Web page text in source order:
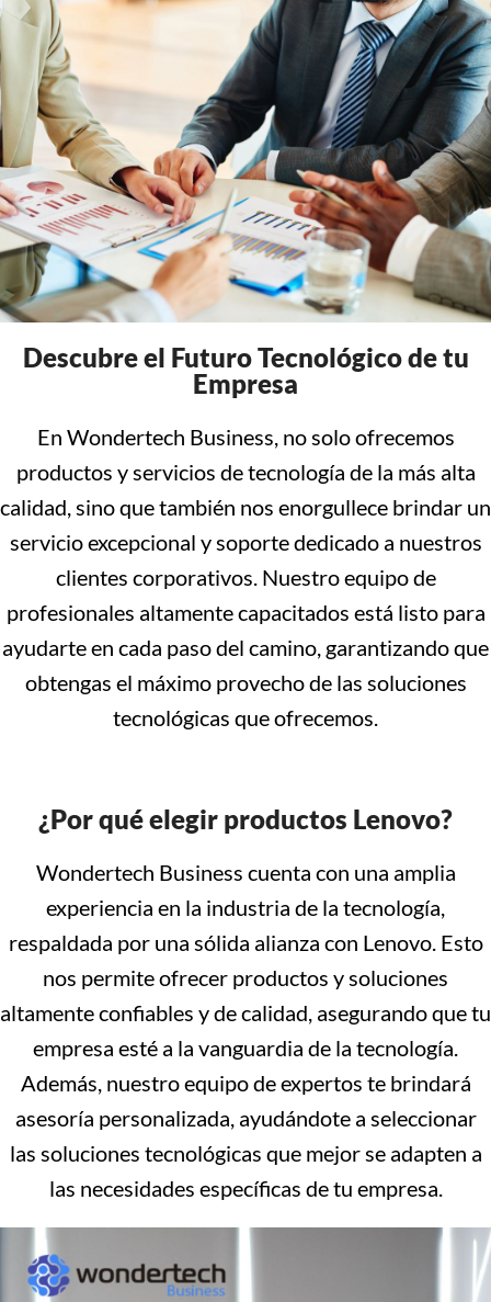
Descubre el Futuro Tecnológico de tu
Empresa
En Wondertech Business, no solo ofrecemos
productos y servicios de tecnología de la más alta
calidad, sino que también nos enorgullece brindar un
servicio excepcional y soporte dedicado a nuestros
clientes corporativos. Nuestro equipo de
profesionales altamente capacitados está listo para
ayudarte en cada paso del camino, garantizando que
obtengas el máximo provecho de las soluciones
tecnológicas que ofrecemos.
¿Por qué elegir productos Lenovo?
Wondertech Business cuenta con una amplia
experiencia en la industria de la tecnología,
respaldada por una sólida alianza con Lenovo. Esto
nos permite ofrecer productos y soluciones
altamente confiables y de calidad, asegurando que tu
empresa esté a la vanguardia de la tecnología.
Además, nuestro equipo de expertos te brindará
asesoría personalizada, ayudándote a seleccionar
las soluciones tecnológicas que mejor se adapten a
las necesidades específicas de tu empresa.